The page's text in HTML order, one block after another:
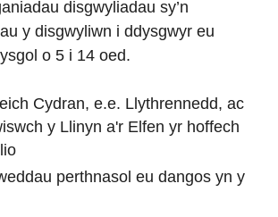
disgwyliadau sy’n
y disgwyliwn i ddysgwyr eu
o 5 i 14 oed.
Cydran, e.e. Llythrennedd, ac
y Llinyn a'r Elfen yr hoffech
perthnasol eu dangos yn y